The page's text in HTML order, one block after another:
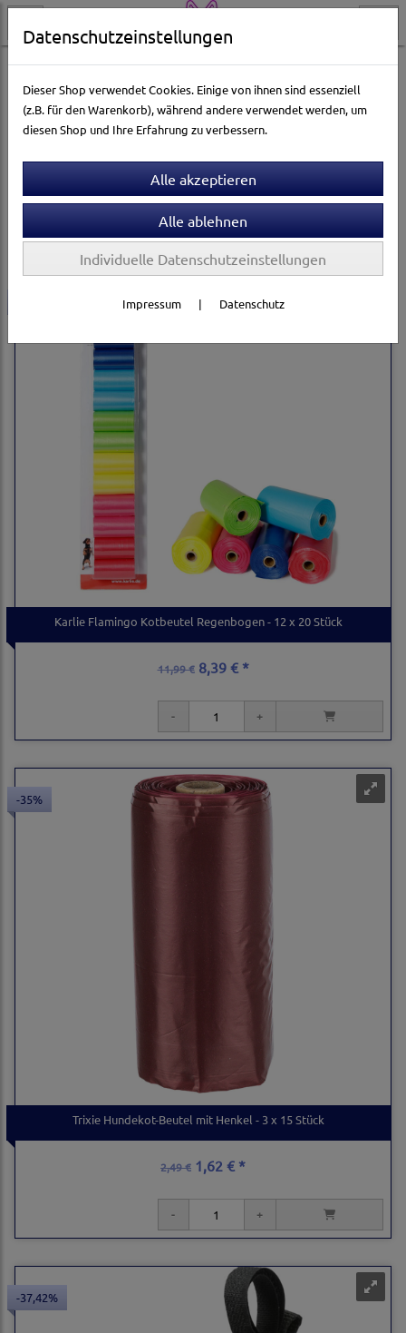
Hundewelt Unterwegs Hundekotbeutel & Zubehör
Sortierung wählen
Karlie Flamingo Kotbeutel Regenbogen - 12 x 20 Stück
11,99 €8,39 € *
-35%
Trixie Hundekot-Beutel mit Henkel - 3 x 15 Stück
2,49 € 1,62 € *
-37,42%
Datenschutzeinstellungen
Dieser Shop verwendet Cookies. Einige von ihnen sind essenziell
(z.B. für den Warenkorb), während andere verwendet werden, um
diesen Shop und Ihre Erfahrung zu verbessern.
Individuelle Datenschutzeinstellungen
Impressum | Datenschutz